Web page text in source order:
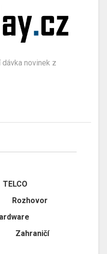
novinek z
TELCO
Rozhovor
Zahraničí